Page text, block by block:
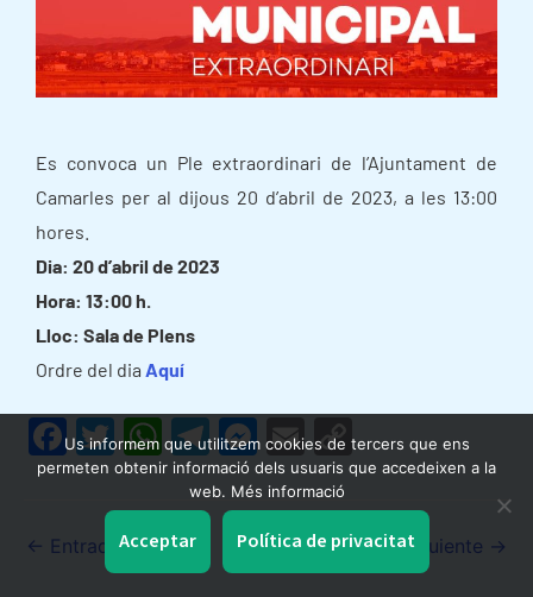
Es convoca un Ple extraordinari de l’Ajuntament de
Camarles per al dijous 20 d’abril de 2023, a les 13:00
hores.
Dia: 20 d’abril de 2023
Hora: 13:00 h.
Lloc: Sala de Plens
Ordre del dia Aquí
F
a
e
T
w
itt
er
W
h
at
s
T
el
e
gr
M
e
s
s
E
m
ai
l
C
o
p
y
← Entrada anterior Entrada siguiente →
Us informem que utilitzem cookies de tercers que ens
permeten obtenir informació dels usuaris que accedeixen a la
web. Més informació
Acceptar Política de privacitat